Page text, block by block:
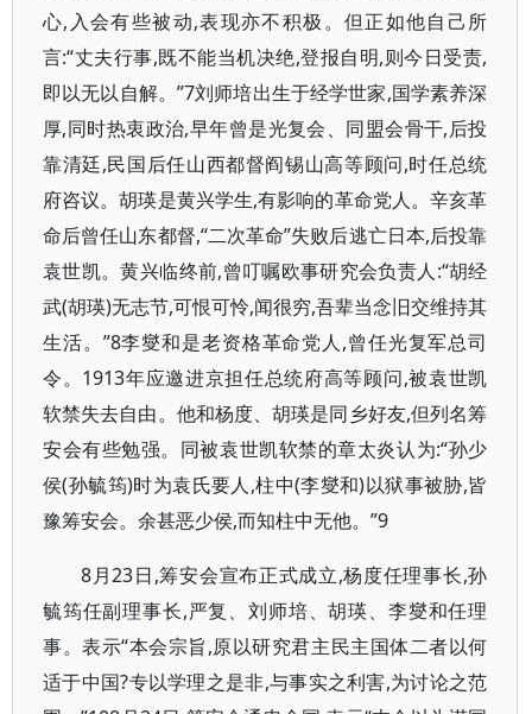
心,入会有些被动,表现亦不积极。但正如他自己所
言:“丈夫行事,既不能当机决绝,登报自明,则今日受责,
即以无以自解。”7刘师培出生于经学世家,国学素养深
厚,同时热衷政治,早年曾是光复会、同盟会骨干,后投
靠清廷,民国后任山西都督阎锡山高等顾问,时任总统
府咨议。胡瑛是黄兴学生,有影响的革命党人。辛亥革
命后曾任山东都督,“二次革命”失败后逃亡日本,后投靠
袁世凯。黄兴临终前,曾叮嘱欧事研究会负责人:“胡经
武(胡瑛)无志节,可恨可怜,闻很穷,吾辈当念旧交维持其
生活。”8李燮和是老资格革命党人,曾任光复军总司
令。1913年应邀进京担任总统府高等顾问,被袁世凯
软禁失去自由。他和杨度、胡瑛是同乡好友,但列名筹
安会有些勉强。同被袁世凯软禁的章太炎认为:“孙少
侯(孙毓筠)时为袁氏要人,柱中(李燮和)以狱事被胁,皆
豫筹安会。余甚恶少侯,而知柱中无他。”9
8月23日,筹安会宣布正式成立,杨度任理事长,孙
毓筠任副理事长,严复、刘师培、胡瑛、李燮和任理
事。表示“本会宗旨,原以研究君主民主国体二者以何
适于中国?专以学理之是非,与事实之利害,为讨论之范